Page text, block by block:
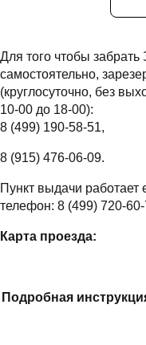
Для того чтобы забрать
самостоятельно,
(круглосуточно, без
10-00 до 18-00):
8 (499) 190-58-51,
8 (915) 476-06-09.
Пункт выдачи
телефон: 8 (499) 720-
Карта проезда:
Подробная